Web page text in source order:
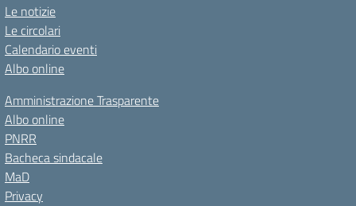
Le notizie
Le circolari
Calendario eventi
Albo online
Amministrazione Trasparente
Albo online
PNRR
Bacheca sindacale
MaD
Privacy